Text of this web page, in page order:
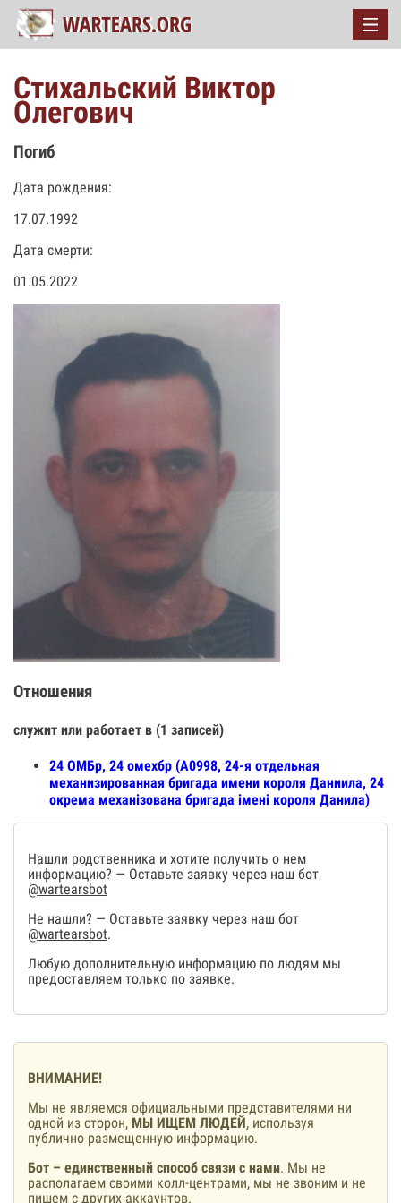
Стихальский Виктор
Олегович
Погиб
Дата рождения:
17.07.1992
Дата смерти:
01.05.2022
Отношения
служит или работает в (1 записей)
24 ОМБр, 24 омехбр (А0998, 24-я отдельная
механизированная бригада имени короля Даниила, 24
окрема механізована бригада імені короля Данила)
Нашли родственника и хотите получить о нем
информацию? — Оставьте заявку через наш бот
@wartearsbot
Не нашли? — Оставьте заявку через наш бот
@wartearsbot.
Любую дополнительную информацию по людям мы
предоставляем только по заявке.
ВНИМАНИЕ!
Мы не являемся официальными представителями ни
одной из сторон, МЫ ИЩЕМ ЛЮДЕЙ, используя
публично размещенную информацию.
Бот – единственный способ связи с нами. Мы не
располагаем своими колл-центрами, мы не звоним и не
пишем с других аккаунтов.